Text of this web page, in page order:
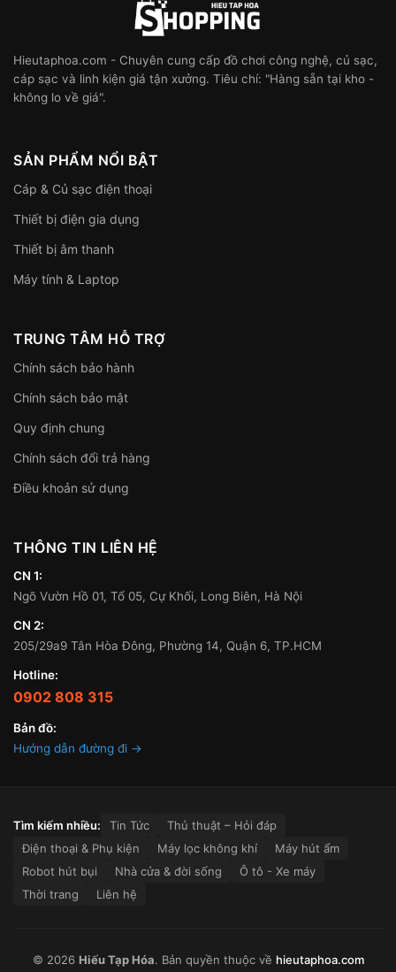
Hieutaphoa.com - Chuyên cung cấp đồ chơi công nghệ, củ sạc,
cáp sạc và linh kiện giá tận xưởng. Tiêu chí: "Hàng sẵn tại kho -
không lo về giá".
SẢN PHẨM NỔI BẬT
Cáp & Củ sạc điện thoại
Thiết bị điện gia dụng
Thiết bị âm thanh
Máy tính & Laptop
TRUNG TÂM HỖ TRỢ
Chính sách bảo hành
Chính sách bảo mật
Quy định chung
Chính sách đổi trả hàng
Điều khoản sử dụng
THÔNG TIN LIÊN HỆ
CN 1:
Ngõ Vườn Hồ 01, Tổ 05, Cự Khối, Long Biên, Hà Nội
CN 2:
205/29a9 Tân Hòa Đông, Phường 14, Quận 6, TP.HCM
Hotline:
0902 808 315
Bản đồ:
Hướng dẫn đường đi →
Tìm kiếm nhiều: Tin Tức
Thủ thuật – Hỏi đáp
Điện thoại & Phụ kiện
Máy lọc không khí
Máy hút ẩm
Robot hút bụi
Nhà cửa & đời sống
Ô tô - Xe máy
Thời trang
Liên hệ
© 2026 Hiếu Tạp Hóa. Bản quyền thuộc về hieutaphoa.com